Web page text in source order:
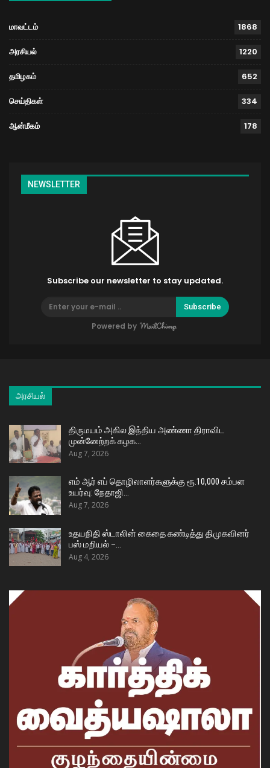
மாவட்டம் 1868
அரசியல் 1220
தமிழகம் 652
செய்திகள் 334
ஆன்மீகம் 178
NEWSLETTER
Subscribe our newsletter to stay updated.
Subscribe
Powered by
அரசியல்
திருமயம் அகில இந்திய அண்ணா திராவிட
முன்னேற்றக் கழக…
Aug 7, 2026
எம் ஆர் எப் தொழிலாளர்களுக்கு ரூ.10,000 சம்பள
உயர்வு: நேதாஜி…
Aug 7, 2026
உதயநிதி ஸ்டாலின் கைதை கண்டித்து திமுகவினர்
பஸ் மறியல் –…
Aug 4, 2026